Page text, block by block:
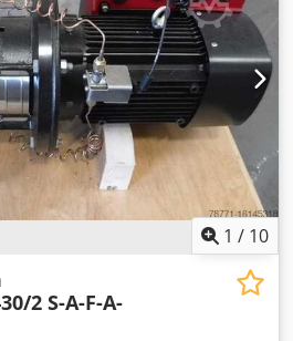
1 / 10
2 S-A-F-A-